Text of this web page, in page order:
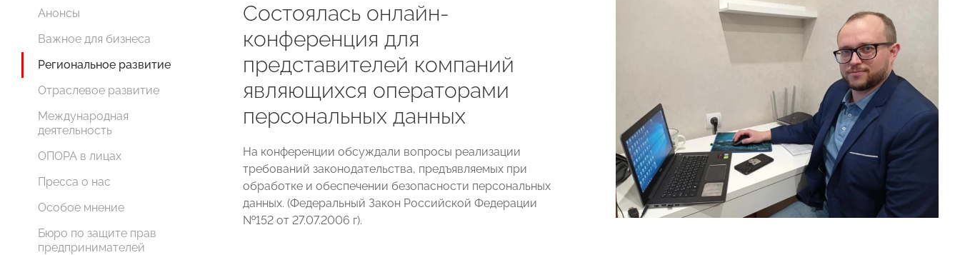
Анонсы
Важное для бизнеса
Региональное развитие
Отраслевое развитие
Международная
деятельность
ОПОРА в лицах
Пресса о нас
Особое мнение
Бюро по защите прав
предпринимателей
Состоялась онлайн-
конференция для
представителей компаний
являющихся операторами
персональных данных
На конференции обсуждали вопросы реализации
требований законодательства, предъявляемых при
обработке и обеспечении безопасности персональных
данных. (Федеральный Закон Российской Федерации
№152 от 27.07.2006 г).